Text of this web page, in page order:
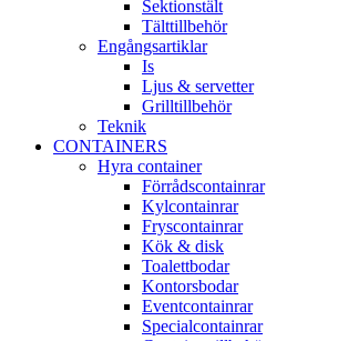
Sektionstält
Tälttillbehör
Engångsartiklar
Is
Ljus & servetter
Grilltillbehör
Teknik
CONTAINERS
Hyra container
Förrådscontainrar
Kylcontainrar
Fryscontainrar
Kök & disk
Toalettbodar
Kontorsbodar
Eventcontainrar
Specialcontainrar